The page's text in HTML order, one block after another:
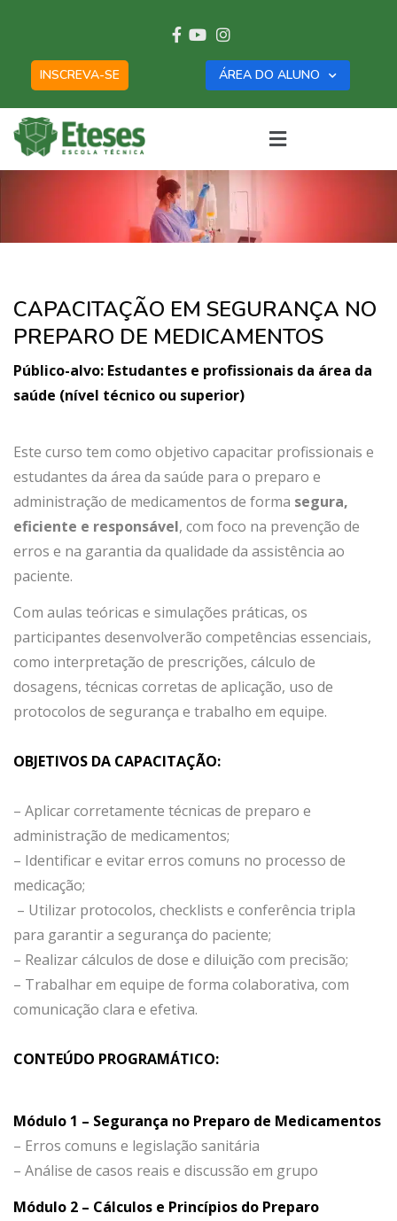
INSCREVA-SE ÁREA DO ALUNO
CAPACITAÇÃO EM SEGURANÇA NO
PREPARO DE MEDICAMENTOS
Público-alvo: Estudantes e profissionais da área da
saúde (nível técnico ou superior)
Este curso tem como objetivo capacitar profissionais e
estudantes da área da saúde para o preparo e
administração de medicamentos de forma segura,
eficiente e responsável, com foco na prevenção de
erros e na garantia da qualidade da assistência ao
paciente.
Com aulas teóricas e simulações práticas, os
participantes desenvolverão competências essenciais,
como interpretação de prescrições, cálculo de
dosagens, técnicas corretas de aplicação, uso de
protocolos de segurança e trabalho em equipe.
OBJETIVOS DA CAPACITAÇÃO:
– Aplicar corretamente técnicas de preparo e
administração de medicamentos;
– Identificar e evitar erros comuns no processo de
medicação;
– Utilizar protocolos, checklists e conferência tripla
para garantir a segurança do paciente;
– Realizar cálculos de dose e diluição com precisão;
– Trabalhar em equipe de forma colaborativa, com
comunicação clara e efetiva.
CONTEÚDO PROGRAMÁTICO:
Módulo 1 – Segurança no Preparo de Medicamentos
– Erros comuns e legislação sanitária
– Análise de casos reais e discussão em grupo
Módulo 2 – Cálculos e Princípios do Preparo